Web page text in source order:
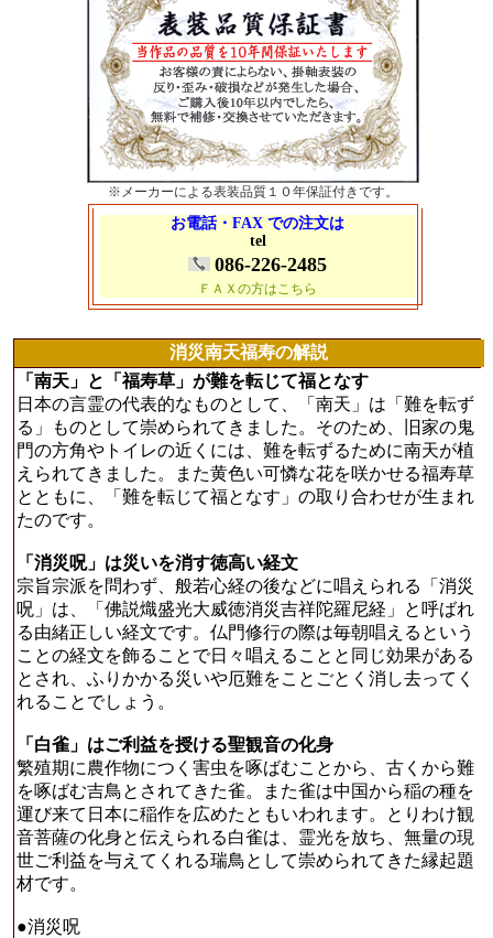
※メーカーによる表装品質１０年保証付きです。
お電話・FAX での注文は
tel
086-226-2485
ＦＡＸの方はこちら
消災南天福寿の解説
「南天」と「福寿草」が難を転じて福となす
日本の言霊の代表的なものとして、「南天」は「難を転ず
る」ものとして崇められてきました。そのため、旧家の鬼
門の方角やトイレの近くには、難を転ずるために南天が植
えられてきました。また黄色い可憐な花を咲かせる福寿草
とともに、「難を転じて福となす」の取り合わせが生まれ
たのです。
「消災呪」は災いを消す徳高い経文
宗旨宗派を問わず、般若心経の後などに唱えられる「消災
呪」は、「佛説熾盛光大威徳消災吉祥陀羅尼経」と呼ばれ
る由緒正しい経文です。仏門修行の際は毎朝唱えるという
ことの経文を飾ることで日々唱えることと同じ効果がある
とされ、ふりかかる災いや厄難をことごとく消し去ってく
れることでしょう。
「白雀」はご利益を授ける聖観音の化身
繁殖期に農作物につく害虫を啄ばむことから、古くから難
を啄ばむ吉鳥とされてきた雀。また雀は中国から稲の種を
運び来て日本に稲作を広めたともいわれます。とりわけ観
音菩薩の化身と伝えられる白雀は、霊光を放ち、無量の現
世ご利益を与えてくれる瑞鳥として崇められてきた縁起題
材です。
●消災呪